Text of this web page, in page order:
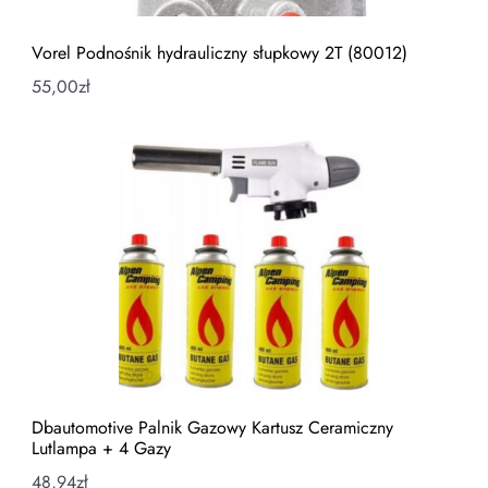
Vorel Podnośnik hydrauliczny słupkowy 2T (80012)
55,00zł
Dbautomotive Palnik Gazowy Kartusz Ceramiczny
Lutlampa + 4 Gazy
48,94zł